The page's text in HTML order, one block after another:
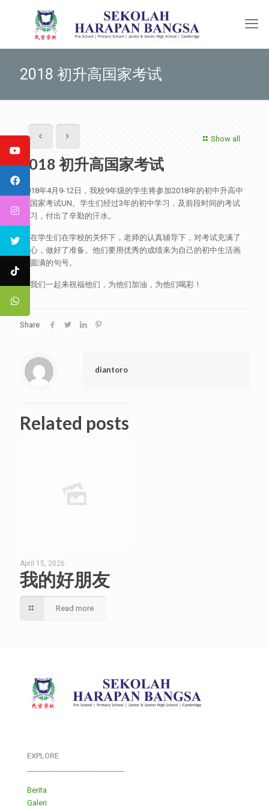
2018 初升高国家考试
Show all
2018 初升高国家考试
2018年4月9-12日，我校9年级的学生将参加2018年的初中升高中
的国家考试UN。学生们经过3年的初中学习，及前段时间的考试
复习，付出了辛勤的汗水。
现在学生们在学校的关怀下，老师的认真辅导下，对考试充满了
信心，做好了准备。他们要用优秀的成绩来为自己的初中生活画
上圆满的句号。
让我们一起来祝福他们，为他们加油，为他们喝彩！
Share
diantoro
Related posts
April 15, 2026
我的好朋友
Read more
EXPLORE
Berita
Galeri